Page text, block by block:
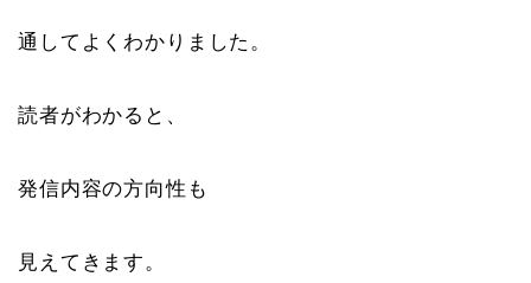
通してよくわかりました。
読者がわかると、
発信内容の方向性も
見えてきます。